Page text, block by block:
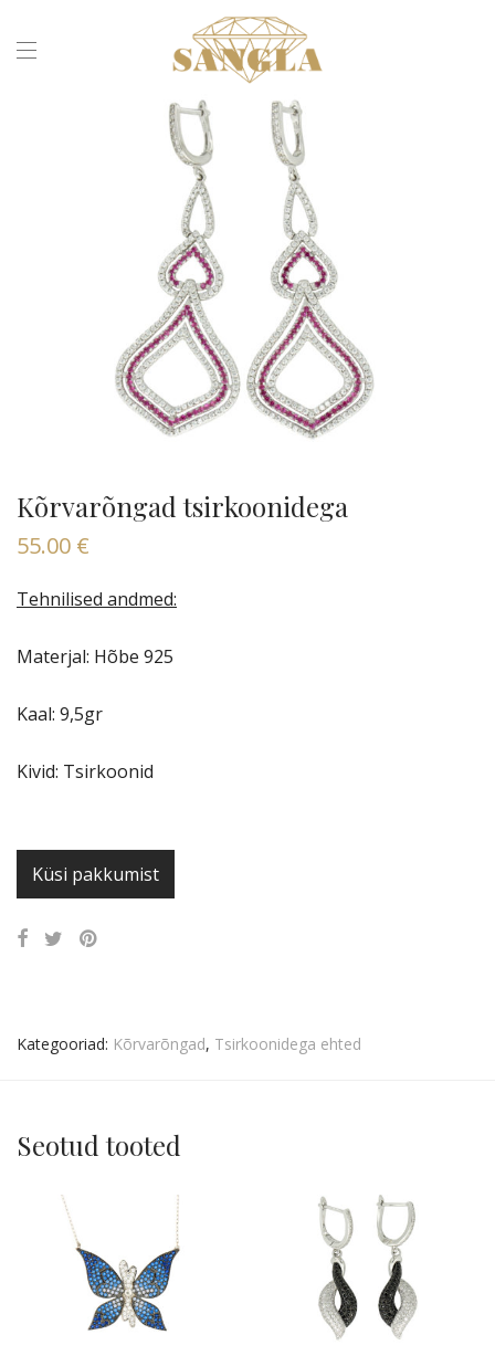
Kõrvarõngad tsirkoonidega
55.00 €
Tehnilised andmed:
Materjal: Hõbe 925
Kaal: 9,5gr
Kivid: Tsirkoonid
Küsi pakkumist
Kategooriad: Kõrvarõngad, Tsirkoonidega ehted
Seotud tooted